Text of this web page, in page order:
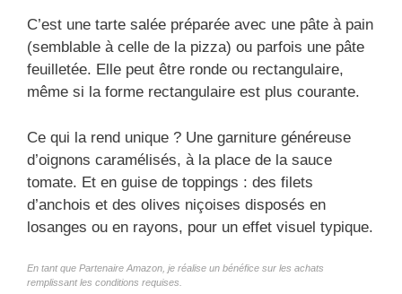
C’est une tarte salée préparée avec une pâte à pain
(semblable à celle de la pizza) ou parfois une pâte
feuilletée. Elle peut être ronde ou rectangulaire,
même si la forme rectangulaire est plus courante.
Ce qui la rend unique ? Une garniture généreuse
d’oignons caramélisés, à la place de la sauce
tomate. Et en guise de toppings : des filets
d’anchois et des olives niçoises disposés en
losanges ou en rayons, pour un effet visuel typique.
En tant que Partenaire Amazon, je réalise un bénéfice sur les achats
remplissant les conditions requises.